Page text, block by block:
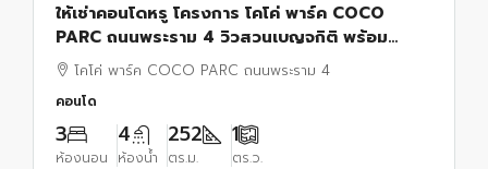
ให้เช่าคอนโดหรู โครงการ โคโค่ พาร์ค COCO
PARC ถนนพระราม 4 วิวสวนเบญจกิติ พร้อม
บริการระดับ 5 ดาว เฟอร์นิเจอร์ครบพร้อมอยู่
โคโค่ พาร์ค COCO PARC ถนนพระราม 4
คอนโด
3
ห้องนอน
4
ห้องน้ำ
252
ตร.ม.
1
ตร.ว.